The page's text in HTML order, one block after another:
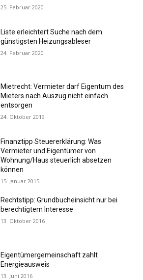
25. Februar 2020
Liste erleichtert Suche nach dem
günstigsten Heizungsableser
24. Februar 2020
Mietrecht: Vermieter darf Eigentum des
Mieters nach Auszug nicht einfach
entsorgen
24. Oktober 2019
Finanztipp Steuererklärung: Was
Vermieter und Eigentümer von
Wohnung/Haus steuerlich absetzen
können
15. Januar 2015
Rechtstipp: Grundbucheinsicht nur bei
berechtigtem Interesse
13. Oktober 2016
Eigentümergemeinschaft zahlt
Energieausweis
13. Juni 2016